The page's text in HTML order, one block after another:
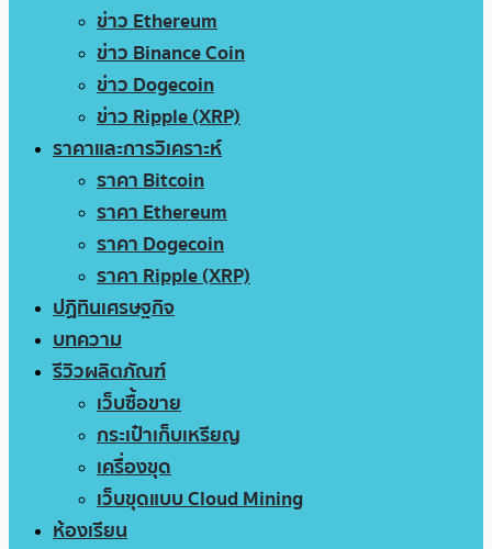
ข่าว Ethereum
ข่าว Binance Coin
ข่าว Dogecoin
ข่าว Ripple (XRP)
ราคาและการวิเคราะห์
ราคา Bitcoin
ราคา Ethereum
ราคา Dogecoin
ราคา Ripple (XRP)
ปฏิทินเศรษฐกิจ
บทความ
รีวิวผลิตภัณฑ์
เว็บซื้อขาย
กระเป๋าเก็บเหรียญ
เครื่องขุด
เว็บขุดแบบ Cloud Mining
ห้องเรียน